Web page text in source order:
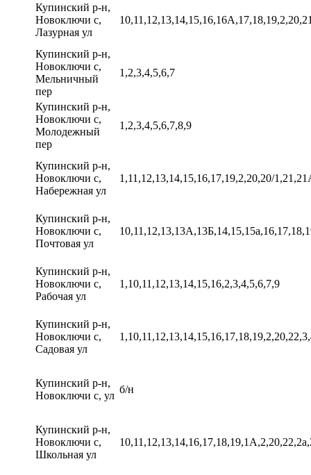
Купинский р-н,
Новоключи с,
Лазурная ул
Купинский р-н,
Новоключи с,
Мельничный
пер
1,2,3,4,5,6,7
Купинский р-н,
Новоключи с,
Молодежный
пер
1,2,3,4,5,6,7,8,9
Купинский р-н,
Новоключи с,
Набережная ул
1,11,12,13,14,15,16,17,19,2,20,20/
Купинский р-н,
Новоключи с,
Почтовая ул
Купинский р-н,
Новоключи с,
Рабочая ул
1,10,11,12,13,14,15,16,2,3,4,5,6,7,9
Купинский р-н,
Новоключи с,
Садовая ул
Купинский р-н,
Новоключи с, ул
б/н
Купинский р-н,
Новоключи с,
Школьная ул